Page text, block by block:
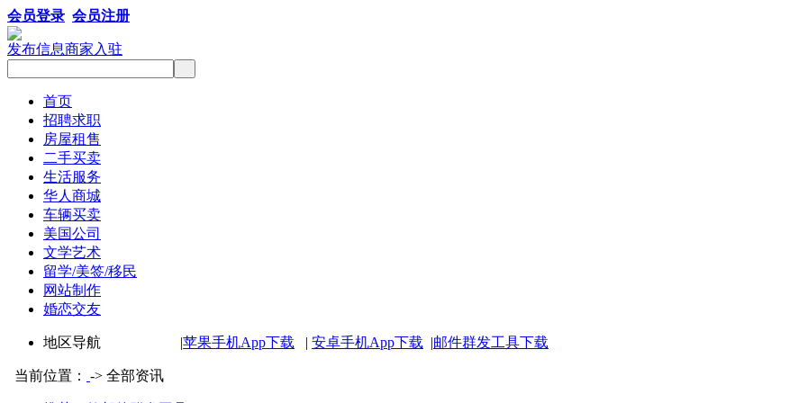
会员登录 会员注册
发布信息商家入驻
首页
招聘求职
房屋租售
二手买卖
生活服务
华人商城
车辆买卖
美国公司
文学艺术
留学/美签/移民
网站制作
婚恋交友
地区导航 |苹果手机App下载 | 安卓手机App下载 |邮件群发工具下载
当前位置： -> 全部资讯